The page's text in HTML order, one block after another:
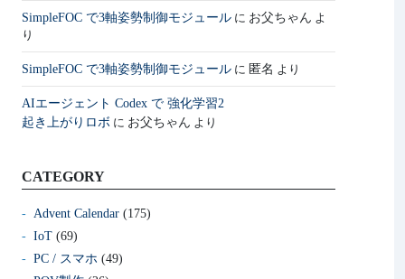
SimpleFOC で3軸姿勢制御モジュール に お父ちゃん よ
り
SimpleFOC で3軸姿勢制御モジュール に 匿名 より
AIエージェント Codex で 強化学習2
起き上がりロボ に お父ちゃん より
CATEGORY
Advent Calendar (175)
IoT (69)
PC / スマホ (49)